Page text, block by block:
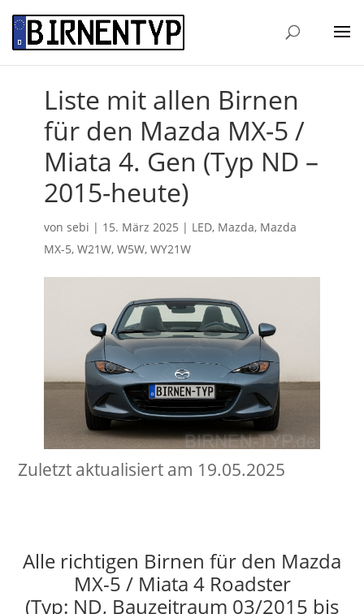
Liste mit allen Birnen
für den Mazda MX-5 /
Miata 4. Gen (Typ ND –
2015-heute)
von sebi | 15. März 2025 | LED, Mazda, Mazda
MX-5, W21W, W5W, WY21W
Zuletzt aktualisiert am 19.05.2025
Alle richtigen Birnen für den Mazda
MX-5 / Miata 4 Roadster
(Typ: ND, Bauzeitraum 03/2015 bis